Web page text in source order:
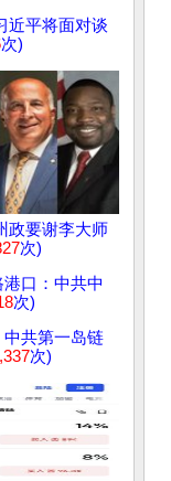
近平将面对谈
次)
政要谢李大师
次)
口：中共中
次)
中共第一岛链
次)